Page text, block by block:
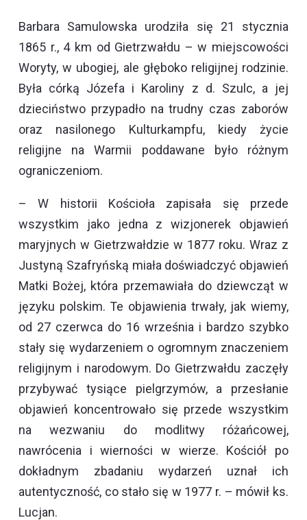
Barbara Samulowska urodziła się 21 stycznia
1865 r., 4 km od Gietrzwałdu – w miejscowości
Woryty, w ubogiej, ale głęboko religijnej rodzinie.
Była córką Józefa i Karoliny z d. Szulc, a jej
dzieciństwo przypadło na trudny czas zaborów
oraz nasilonego Kulturkampfu, kiedy życie
religijne na Warmii poddawane było różnym
ograniczeniom.
– W historii Kościoła zapisała się przede
wszystkim jako jedna z wizjonerek objawień
maryjnych w Gietrzwałdzie w 1877 roku. Wraz z
Justyną Szafryńską miała doświadczyć objawień
Matki Bożej, która przemawiała do dziewcząt w
języku polskim. Te objawienia trwały, jak wiemy,
od 27 czerwca do 16 września i bardzo szybko
stały się wydarzeniem o ogromnym znaczeniem
religijnym i narodowym. Do Gietrzwałdu zaczęły
przybywać tysiące pielgrzymów, a przesłanie
objawień koncentrowało się przede wszystkim
na wezwaniu do modlitwy różańcowej,
nawrócenia i wierności w wierze. Kościół po
dokładnym zbadaniu wydarzeń uznał ich
autentyczność, co stało się w 1977 r. – mówił ks.
Lucjan.